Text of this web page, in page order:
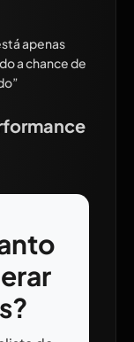
apenas
a chance de